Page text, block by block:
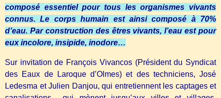
composé essentiel pour tous les organismes vivants
connus. Le corps humain est ainsi composé à 70%
d’eau. Par construction des êtres vivants, l’eau est pour
eux incolore, insipide, inodore…
Sur invitation de François Vivancos (Président du Syndicat
des Eaux de Laroque d’Olmes) et des techniciens, José
Ledesma et Julien Danjou, qui entretiennent les captages et